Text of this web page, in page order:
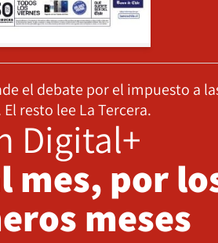
el debate por el impuesto a
resto lee La Tercera.
Digital+
mes, por
meses